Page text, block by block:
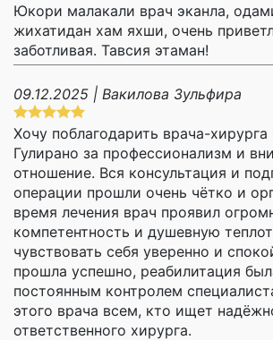
Юкори малакали врач эканла,
жихатидан хам яхши, очень
заботливая. Тавсия этаман!
09.12.2025 | Вакилова Зульфира
Хочу поблагодарить врача-
Гулирано за профессионализм и
отношение. Вся консультация и
операции прошли очень чётко и
время лечения врач проявил
компетентность и душевную
чувствовать себя уверенно и
прошла успешно, реабилитация
постоянным контролем
этого врача всем, кто ищет
ответственного хирурга.